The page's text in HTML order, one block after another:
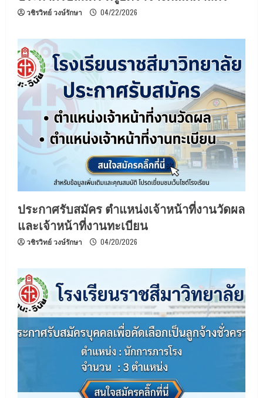
วชิรวิทย์ วงษ์รักษา 04/22/2026
ประกาศรับสมัคร ตำแหน่งเจ้าหน้าที่งานวัดผล
และเจ้าหน้าที่งานทะเบียน
วชิรวิทย์ วงษ์รักษา 04/20/2026